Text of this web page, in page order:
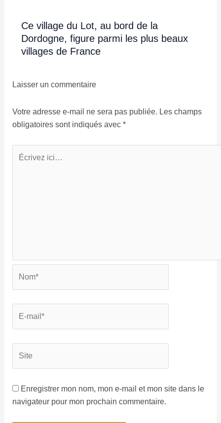
Ce village du Lot, au bord de la
Dordogne, figure parmi les plus beaux
villages de France
Laisser un commentaire
Votre adresse e-mail ne sera pas publiée. Les champs
obligatoires sont indiqués avec *
Enregistrer mon nom, mon e-mail et mon site dans le
navigateur pour mon prochain commentaire.